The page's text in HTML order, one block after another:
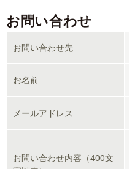
お問い合わせ
お問い合わせ先
お名前
メールアドレス
お問い合わせ内容（400文